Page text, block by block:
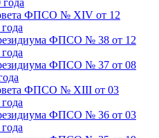
ФПСО № XIV от 12
ФПСО № 38 от 12
ФПСО № 37 от 08
ФПСО № XIII от 03
ФПСО № 36 от 03